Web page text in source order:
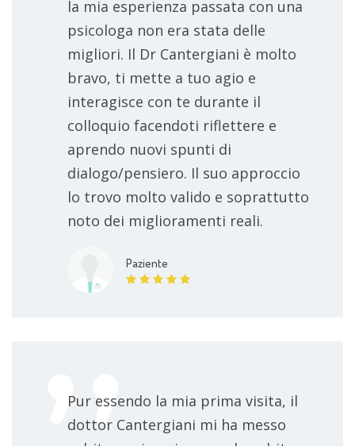
la mia esperienza passata con una
psicologa non era stata delle
migliori. Il Dr Cantergiani è molto
bravo, ti mette a tuo agio e
interagisce con te durante il
colloquio facendoti riflettere e
aprendo nuovi spunti di
dialogo/pensiero. Il suo approccio
lo trovo molto valido e soprattutto
noto dei miglioramenti reali.
Paziente
Pur essendo la mia prima visita, il
dottor Cantergiani mi ha messo